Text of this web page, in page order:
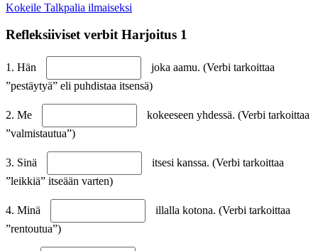
Kokeile Talkpalia ilmaiseksi
Refleksiiviset verbit Harjoitus 1
1. Hän
joka aamu. (Verbi tarkoittaa
”pestäytyä” eli puhdistaa itsensä)
2. Me
kokeeseen yhdessä. (Verbi tarkoittaa
”valmistautua”)
3. Sinä
itsesi kanssa. (Verbi tarkoittaa
”leikkiä” itseään varten)
4. Minä
illalla kotona. (Verbi tarkoittaa
”rentoutua”)